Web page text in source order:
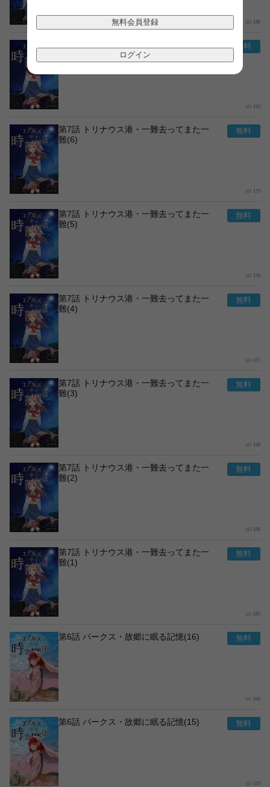
無料会員登録
ログイン
186
153
第7話 トリナウス港・一難去ってまた一
難(6)
179
第7話 トリナウス港・一難去ってまた一
難(5)
176
第7話 トリナウス港・一難去ってまた一
難(4)
171
第7話 トリナウス港・一難去ってまた一
難(3)
158
第7話 トリナウス港・一難去ってまた一
難(2)
145
第7話 トリナウス港・一難去ってまた一
難(1)
187
第6話 パークス・故郷に眠る記憶(16)
200
第6話 パークス・故郷に眠る記憶(15)
173